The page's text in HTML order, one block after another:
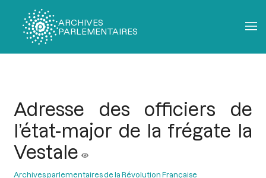
ARCHIVES
PARLEMENTAIRES
Adresse des officiers de
l’état-major de la frégate la
Vestale
Archives parlementaires de la Révolution Française